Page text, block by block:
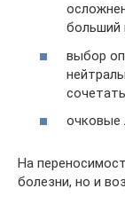
больший
выбор
очковые
На
болезни, но и